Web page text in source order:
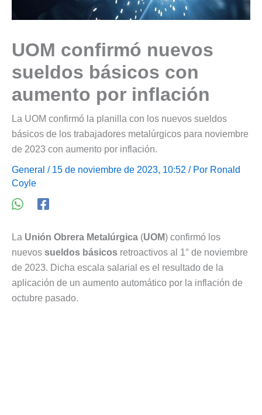
UOM confirmó nuevos
sueldos básicos con
aumento por inflación
La UOM confirmó la planilla con los nuevos sueldos
básicos de los trabajadores metalúrgicos para noviembre
de 2023 con aumento por inflación.
General / 15 de noviembre de 2023, 10:52 / Por Ronald
Coyle
La Unión Obrera Metalúrgica (UOM) confirmó los
nuevos sueldos básicos retroactivos al 1° de noviembre
de 2023. Dicha escala salarial es el resultado de la
aplicación de un aumento automático por la inflación de
octubre pasado.